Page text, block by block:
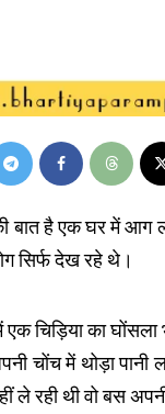
बात है एक घर में आग
सिर्फ देख रहे थे।
चिड़िया का घोंसला
चोंच में थोड़ा
ले रही थी वो बस